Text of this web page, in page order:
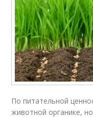
По питательной
животной органике,